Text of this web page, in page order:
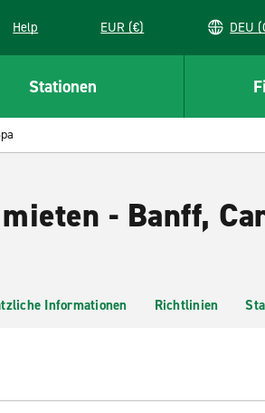
Help EUR (€)
Stationen
- Banff,
Informationen Richtlinien